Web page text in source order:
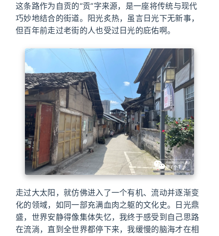
这条路作为自贡的“贡”字来源，是一座将传统与现代
巧妙地结合的街道。阳光炙热，虽言日光下无新事，
但百年前走过老街的人也受过日光的庇佑啊。
走过大太阳，就仿佛进入了一个有机、流动并逐渐变
化的领域，如同一部充满血肉之躯的文化史。日光鼎
盛，世界安静得像集体失忆，我终于感受到自己思路
在流淌，直到全世界都停下来，我缓慢的脑海才在相